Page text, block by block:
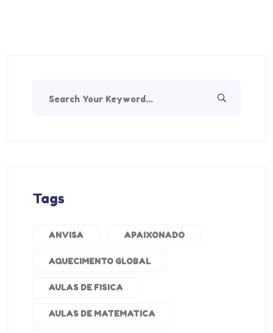
Tags
ANVISA APAIXONADO
AQUECIMENTO GLOBAL
AULAS DE FISICA
AULAS DE MATEMATICA